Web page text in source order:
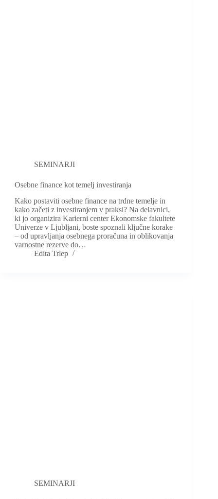
SEMINARJI
Osebne finance kot temelj investiranja
Kako postaviti osebne finance na trdne temelje in
kako začeti z investiranjem v praksi? Na delavnici,
ki jo organizira Karierni center Ekonomske fakultete
Univerze v Ljubljani, boste spoznali ključne korake
– od upravljanja osebnega proračuna in oblikovanja
varnostne rezerve do…
Edita Trlep
SEMINARJI